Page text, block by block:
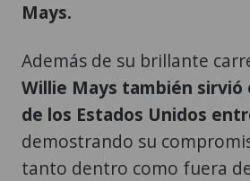
Mays.
Además de su brillante
Willie Mays también sirvió
de los Estados Unidos
demostrando su
tanto dentro como fuera